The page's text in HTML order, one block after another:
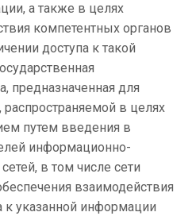
а также в целях
компетентных органов
доступа к такой
предназначенная для
в целях
путем введения в
информационно-
в том числе сети
взаимодействия
к указанной информации